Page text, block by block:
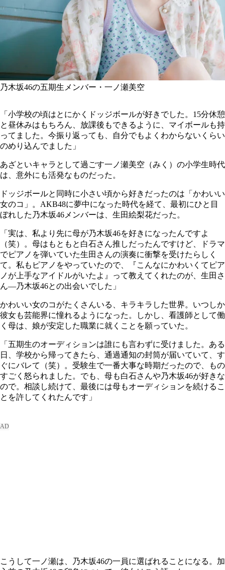
乃木坂46の五期生メンバー・一ノ瀬美空
「小学校の頃はとにかくドッジボールが好きでした。15分休憩
と昼休みはもちろん、放課後もできるように、マイボールも持
ってました。今振り返っても、自分でもよくわからないくらい
のめり込んでました」
あざといキャラとして過ごす一ノ瀬美空（みく）の小学生時代
は、意外にも活発なものだった。
ドッジボールと同時に小さい頃から好きだったのは「かわいい
女のコ」。AKB48に夢中になった時代を経て、最初にひと目
ぼれした乃木坂46メンバーは、生田絵梨花だった。
「実は、私より先に母が乃木坂46を好きになったんですよ
（笑）。母はもともと白石さん推しだったんですけど、ドラマ
でピアノを弾いていた生田さんの演奏に衝撃を受けたらしく
て。私もピアノをやっていたので、『こんなにかわいくてピア
ノが上手なアイドルがいたよ』って教えてくれたのが、生田さ
ん―乃木坂46との出会いでした」
かわいい女のコがたくさんいる、キラキラした世界。いつしか
彼女も芸能界に憧れるようになった。しかし、看護師として働
く母は、娘が安定した職業に就くことを願っていた。
「五期生のオーディションは誰にも言わずに受けました。ある
日、学校から帰ってきたら、通過通知の封筒が届いていて、す
ぐにバレて（笑）。受験生で一番大事な時期だったので、もの
すごく怒られました。でも、母も白石さんや乃木坂46が好きな
ので。相談し続けて、最後には母もオーディションを続けるこ
とを許してくれたんです」
こうして一ノ瀬は、乃木坂46の一員に選ばれることになる。加